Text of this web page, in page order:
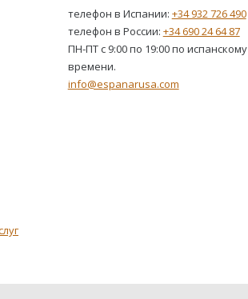
телефон в Испании: +34 932 726 490
телефон в России: +34 690 24 64 87
ПН-ПТ с 9:00 по 19:00 по испанскому
времени.
info@espanarusa.com